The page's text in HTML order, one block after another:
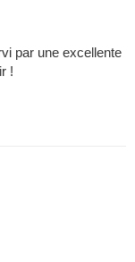
par une excellente
!